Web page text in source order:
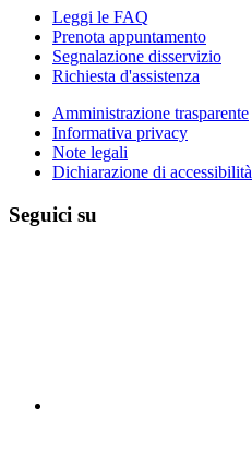
Leggi le FAQ
Prenota appuntamento
Segnalazione disservizio
Richiesta d'assistenza
Amministrazione trasparente
Informativa privacy
Note legali
Dichiarazione di accessibilità
Seguici su